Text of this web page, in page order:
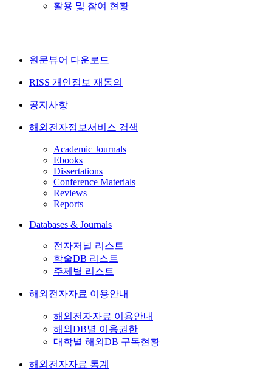
활용 및 참여 현황
원문뷰어 다운로드
RISS 개인정보 재동의
공지사항
해외전자정보서비스 검색
Academic Journals
Ebooks
Dissertations
Conference Materials
Reviews
Reports
Databases & Journals
전자저널 리스트
학술DB 리스트
주제별 리스트
해외전자자료 이용안내
해외전자자료 이용안내
해외DB별 이용권한
대학별 해외DB 구독현황
해외전자자료 통계